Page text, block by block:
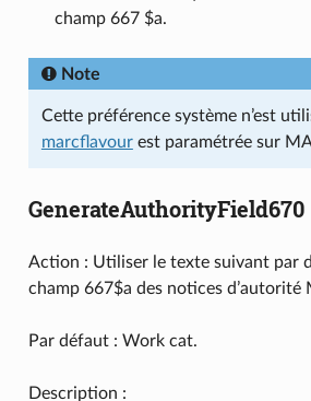
champ 667 $a.
Note
Cette préférence système n’est
marcflavourest paramétrée sur
GenerateAuthorityField670
Action : Utiliser le texte suivant par
champ 667$a des notices d’autorité
Par défaut : Work cat.
Description :